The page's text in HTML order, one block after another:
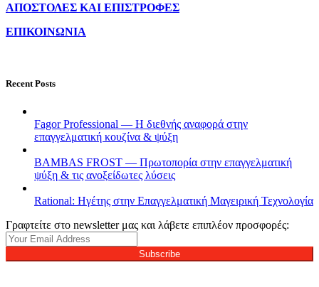
ΑΠΟΣΤΟΛΕΣ ΚΑΙ ΕΠΙΣΤΡΟΦΕΣ
ΕΠΙΚΟΙΝΩΝΙΑ
Recent Posts
Fagor Professional — Η διεθνής αναφορά στην
επαγγελματική κουζίνα & ψύξη
BAMBAS FROST — Πρωτοπορία στην επαγγελματική
ψύξη & τις ανοξείδωτες λύσεις
Rational: Ηγέτης στην Επαγγελματική Μαγειρική Τεχνολογία
Γραφτείτε στο newsletter μας και λάβετε επιπλέον προσφορές:
Subscribe